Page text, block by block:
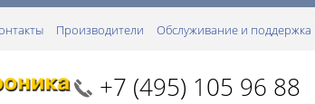
Производители Обслуживание и поддержка
+7 (495) 105 96 88